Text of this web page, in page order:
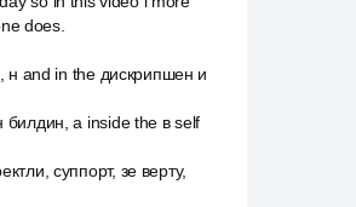
does.
н and in the дискрипшен и
билдин, а inside the в self
суппорт, зе верту,